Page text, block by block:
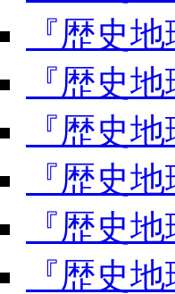
『歴史
『歴史
『歴史
『歴史
『歴史
『歴史